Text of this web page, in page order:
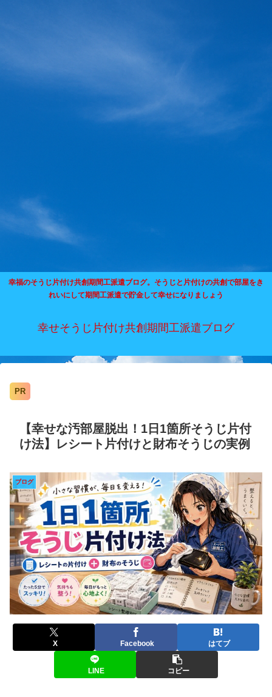
幸福のそうじ片付け共創期間工派遣ブログ。そうじと片付けの共創で部屋をき
れいにして期間工派遣で貯金して幸せになりましょう
幸せそうじ片付け共創期間工派遣ブログ
PR
【幸せな汚部屋脱出！1日1箇所そうじ片付
け法】レシート片付けと財布そうじの実例
ブログ
X Facebook はてブ
LINE コピー